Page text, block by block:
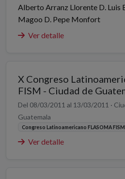
Alberto Arranz Llorente D. Luis
Magoo D. Pepe Monfort
Ver detalle
X Congreso
FISM - Ciudad de
Del 08/03/2011 al 13/03/2011 ·
Guatemala
Congreso Latinoamericano FLASOMA FISM
Ver detalle